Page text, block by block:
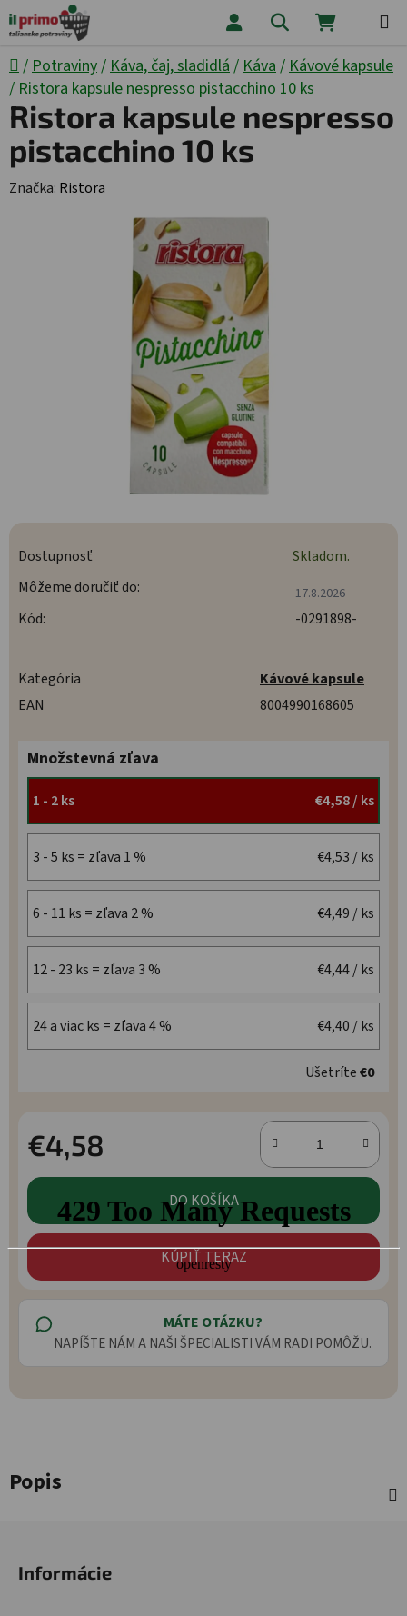
Prejsť na obsah Hľadať
Domov
/ Potraviny/ Káva, čaj, sladidlá / Káva / Kávové kapsule
/ Ristora kapsule nespresso pistacchino 10 ks
Dostupnosť
Skladom.
Môžeme doručiť do:
17.8.2026
Kód: -0291898-
Kategória
Kávové kapsule
EAN
8004990168605
Množstevná zľava
1 - 2 ks €4,58/ ks
3 - 5 ks = zľava 1 % €4,53 / ks
6 - 11 ks = zľava 2 % €4,49 / ks
12 - 23 ks = zľava 3 % €4,44/ ks
24 a viac ks = zľava 4 % €4,40 / ks
Ušetríte€0
€4,58
Jednotková cena:
DO KOŠÍKA
KÚPIŤ TERAZ
MÁTE OTÁZKU?
NAPÍŠTE NÁM A NAŠI ŠPECIALISTI VÁM RADI POMÔŽU.
Ristora kapsule nespresso
pistacchino 10 ks
Značka: Ristora
Popis
Informácie